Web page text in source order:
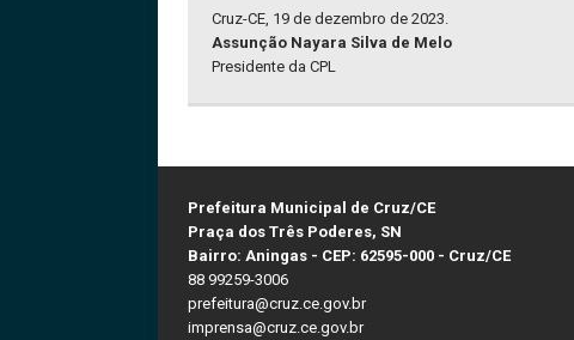
Cruz-CE, 19 de dezembro de 2023.
Assunção Nayara Silva de Melo
Presidente da CPL
Prefeitura Municipal de Cruz/CE
Praça dos Três Poderes, SN
Bairro: Aningas - CEP: 62595-000 - Cruz/CE
88 99259-3006
prefeitura@cruz.ce.gov.br
imprensa@cruz.ce.gov.br